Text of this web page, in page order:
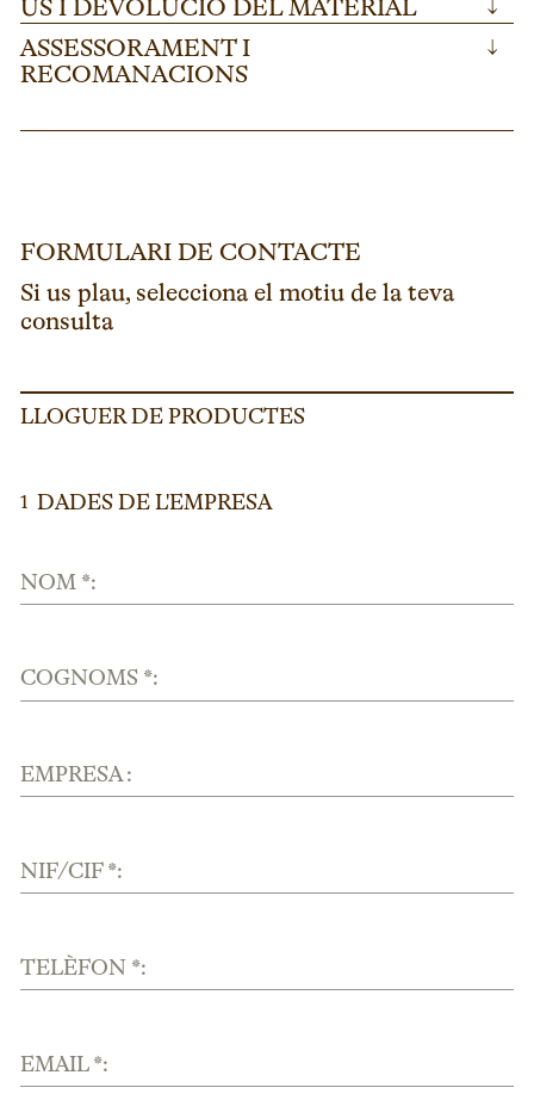
ÚS I DEVOLUCIÓ DEL MATERIAL ↓
ASSESSORAMENT I
RECOMANACIONS
↓
FORMULARI DE CONTACTE
Si us plau, selecciona el motiu de la teva
consulta
LLOGUER DE PRODUCTES
1 DADES DE L'EMPRESA
NOM *:
COGNOMS *:
EMPRESA :
NIF/CIF *:
TELÈFON *:
EMAIL *: